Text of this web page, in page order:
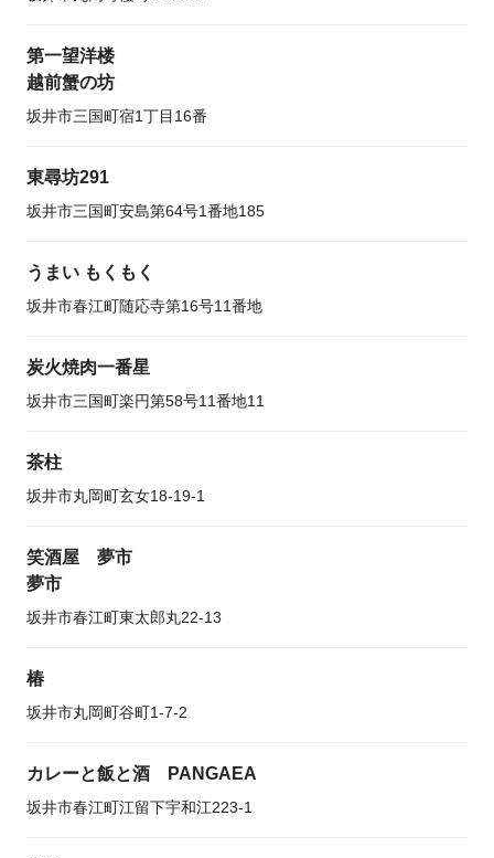
第一望洋楼
越前蟹の坊
坂井市三国町宿1丁目16番
東尋坊291
坂井市三国町安島第64号1番地185
うまい もくもく
坂井市春江町随応寺第16号11番地
炭火焼肉一番星
坂井市三国町楽円第58号11番地11
茶柱
坂井市丸岡町玄女18-19-1
笑酒屋 夢市
夢市
坂井市春江町東太郎丸22-13
椿
坂井市丸岡町谷町1-7-2
カレーと飯と酒 PANGAEA
坂井市春江町江留下宇和江223-1